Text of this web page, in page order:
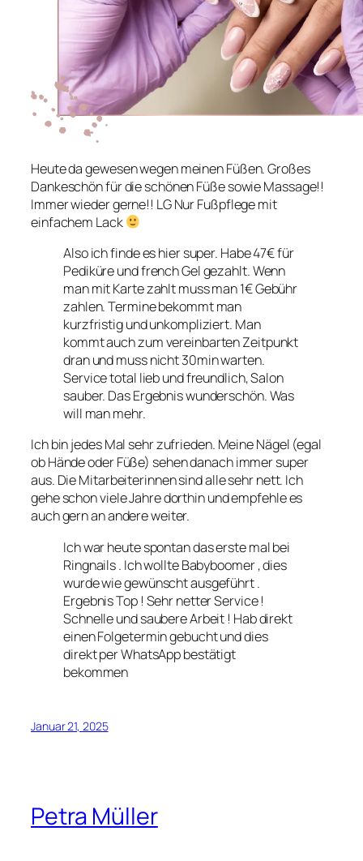
Heute da gewesen wegen meinen Füßen. Großes
Dankeschön für die schönen Füße sowie Massage!!
Immer wieder gerne!! LG Nur Fußpflege mit
einfachem Lack
Also ich finde es hier super. Habe 47€ für
Pediküre und french Gel gezahlt. Wenn
man mit Karte zahlt muss man 1€ Gebühr
zahlen. Termine bekommt man
kurzfristig und unkompliziert. Man
kommt auch zum vereinbarten Zeitpunkt
dran und muss nicht 30min warten.
Service total lieb und freundlich, Salon
sauber. Das Ergebnis wunderschön. Was
will man mehr.
Ich bin jedes Mal sehr zufrieden. Meine Nägel (egal
ob Hände oder Füße) sehen danach immer super
aus. Die Mitarbeiterinnen sind alle sehr nett. Ich
gehe schon viele Jahre dorthin und empfehle es
auch gern an andere weiter.
Ich war heute spontan das erste mal bei
Ringnails . Ich wollte Babyboomer , dies
wurde wie gewünscht ausgeführt .
Ergebnis Top ! Sehr netter Service !
Schnelle und saubere Arbeit ! Hab direkt
einen Folgetermin gebucht und dies
direkt per WhatsApp bestätigt
bekommen
Januar 21, 2025
Petra Müller